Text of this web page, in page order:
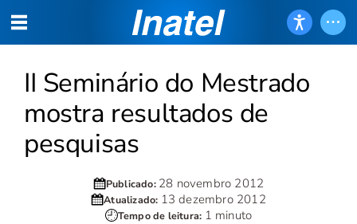
II Seminário do Mestrado
mostra resultados de
pesquisas
Publicado: 28 novembro 2012
Atualizado: 13 dezembro 2012
Tempo de leitura: 1 minuto